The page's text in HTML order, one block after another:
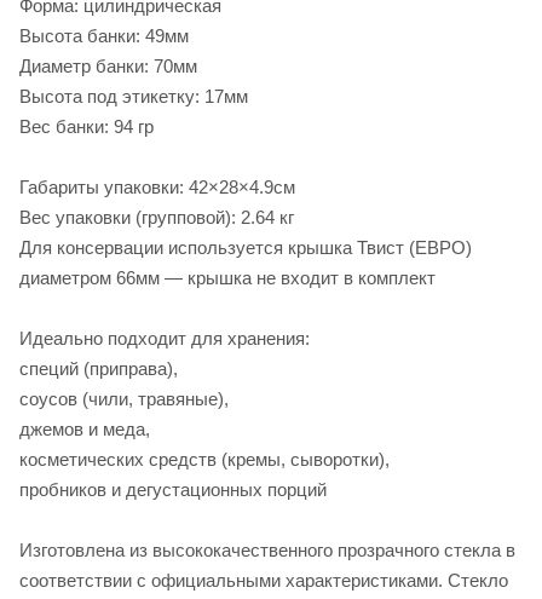
Форма: цилиндрическая
Высота банки: 49мм
Диаметр банки: 70мм
Высота под этикетку: 17мм
Вес банки: 94 гр
Габариты упаковки: 42×28×4.9см
Вес упаковки (групповой): 2.64 кг
Для консервации используется крышка Твист (ЕВРО)
диаметром 66мм — крышка не входит в комплект
Идеально подходит для хранения:
специй (приправа),
соусов (чили, травяные),
джемов и меда,
косметических средств (кремы, сыворотки),
пробников и дегустационных порций
Изготовлена из высококачественного прозрачного стекла в
соответствии с официальными характеристиками. Стекло